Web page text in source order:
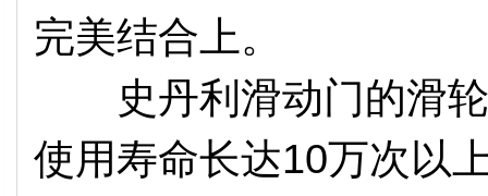
完美结合上。
史丹利滑动门的滑轮(
使用寿命长达10万次以